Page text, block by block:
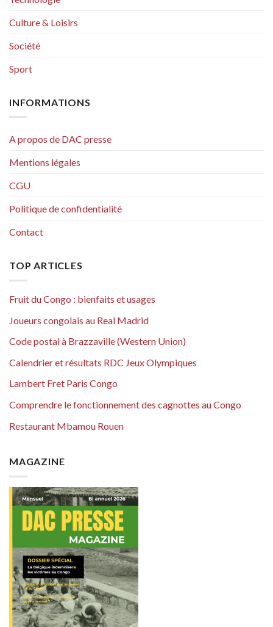
Culture & Loisirs
Société
Sport
INFORMATIONS
A propos de DAC presse
Mentions légales
CGU
Politique de confidentialité
Contact
TOP ARTICLES
Fruit du Congo : bienfaits et usages
Joueurs congolais au Real Madrid
Code postal à Brazzaville (Western Union)
Calendrier et résultats RDC Jeux Olympiques
Lambert Fret Paris Congo
Comprendre le fonctionnement des cagnottes au Congo
Restaurant Mbamou Rouen
MAGAZINE